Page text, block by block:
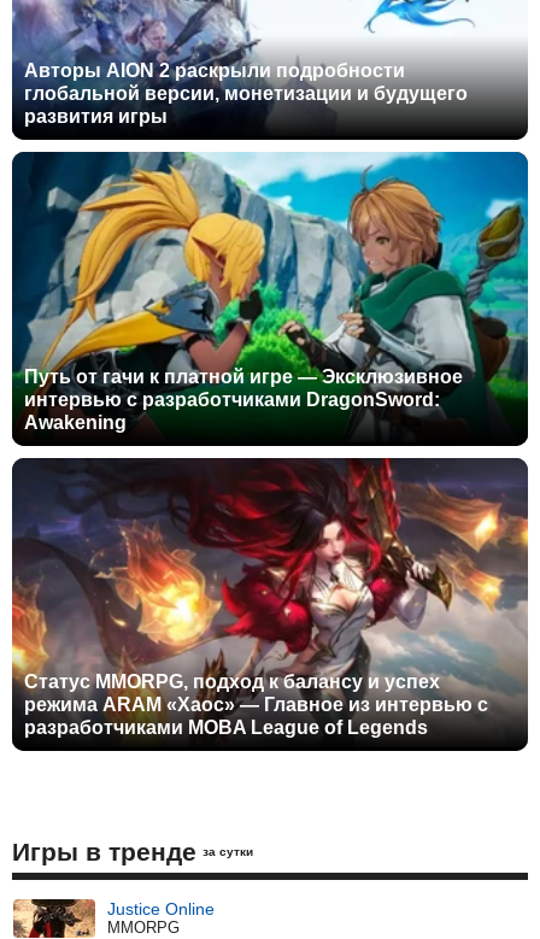
Авторы AION 2 раскрыли подробности
глобальной версии, монетизации и будущего
развития игры
Путь от гачи к платной игре — Эксклюзивное
интервью с разработчиками DragonSword:
Awakening
Статус MMORPG, подход к балансу и успех
режима ARAM «Хаос» — Главное из интервью с
разработчиками MOBA League of Legends
Игры в тренде за сутки
Justice Online
MMORPG